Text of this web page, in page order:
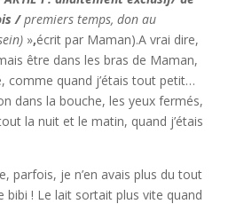
/premiers temps, don au
»,écrit par Maman).A vrai dire,
être dans les bras de Maman,
comme quand j’étais tout petit…
dans la bouche, les yeux fermés,
la nuit et le matin, quand j’étais
parfois, je n’en avais plus du tout
bibi ! Le lait sortait plus vite quand